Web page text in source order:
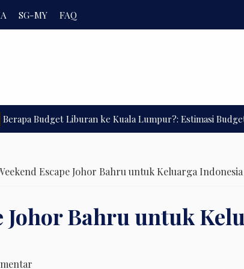
SG-MY FAQ
Budget Liburan ke Kuala Lumpur?: Estimasi Budget
Escape Johor Bahru untuk Keluarga Indonesia
Johor Bahru untuk